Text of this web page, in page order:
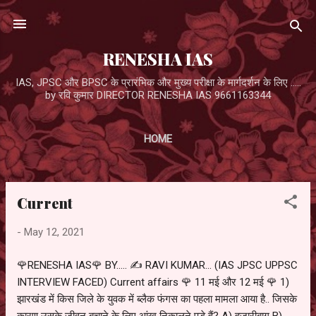
Skip to main content
RENESHA IAS
IAS, JPSC और BPSC के प्रारंभिक और मुख्य परीक्षा के मार्गदर्शन के लिए .....
by रवि कुमार DIRECTOR RENESHA IAS 9661163344
HOME
Current
- May 12, 2021
🌹RENESHA IAS🌹 BY..... ✍️ RAVI KUMAR... (IAS JPSC UPPSC
INTERVIEW FACED) Current affairs 🌹 11 मई और 12 मई 🌹 1)
झारखंड में किस जिले के युवक में ब्लैक फंगस का पहला मामला आया है.. जिसके